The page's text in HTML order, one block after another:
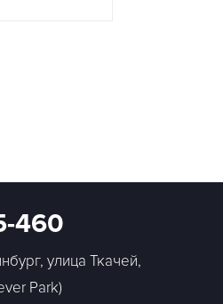
460
улица Ткачей,
Park)